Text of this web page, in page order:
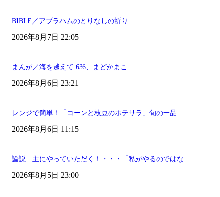
BIBLE／アブラハムのとりなしの祈り
2026年8月7日 22:05
まんが／海を越えて 636、まどかまこ
2026年8月6日 23:21
レンジで簡単！「コーンと枝豆のポテサラ」旬の一品
2026年8月6日 11:15
論説 主にやっていただく！・・・「私がやるのではな...
2026年8月5日 23:00